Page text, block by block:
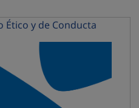
Ético y de Conducta